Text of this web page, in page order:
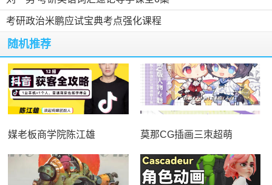
考研政治米鹏应试宝典考点强化课程
随机推荐
媒老板商学院陈江雄 莫那CG插画三朿超萌